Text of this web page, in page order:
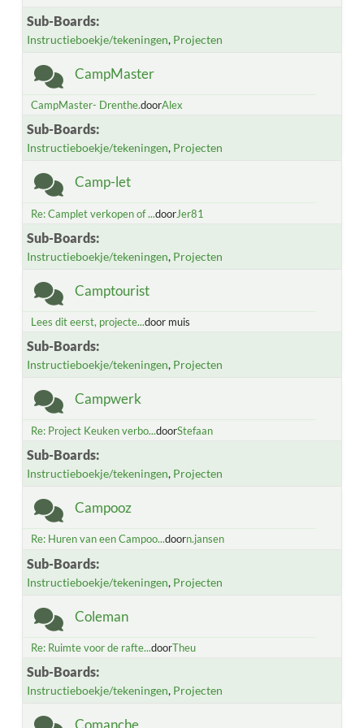
Sub-Boards
Instructieboekje/tekeningen Projecten
CampMaster
CampMaster- Drenthe.doorAlex
Sub-Boards
Instructieboekje/tekeningen Projecten
Camp-let
Re: Camplet verkopen of ...doorJer81
Sub-Boards
Instructieboekje/tekeningen Projecten
Camptourist
Lees dit eerst, projecte...door muis
Sub-Boards
Instructieboekje/tekeningen Projecten
Campwerk
Re: Project Keuken verbo...doorStefaan
Sub-Boards
Instructieboekje/tekeningen Projecten
Campooz
Re: Huren van een Campoo...doorn.jansen
Sub-Boards
Instructieboekje/tekeningen Projecten
Coleman
Re: Ruimte voor de rafte...doorTheu
Sub-Boards
Instructieboekje/tekeningen Projecten
Comanche